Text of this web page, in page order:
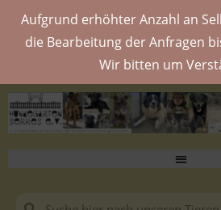
Aufgrund erhöhter Anzahl an
die Bearbeitung der Anfragen
Wir bitten um